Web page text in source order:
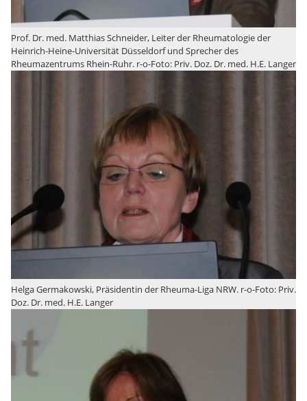
Prof. Dr. med. Matthias Schneider, Leiter der Rheumatologie der
Heinrich-Heine-Universität Düsseldorf und Sprecher des
Rheumazentrums Rhein-Ruhr. r-o-Foto: Priv. Doz. Dr. med. H.E. Langer
Helga Germakowski, Präsidentin der Rheuma-Liga NRW. r-o-Foto: Priv.
Doz. Dr. med. H.E. Langer